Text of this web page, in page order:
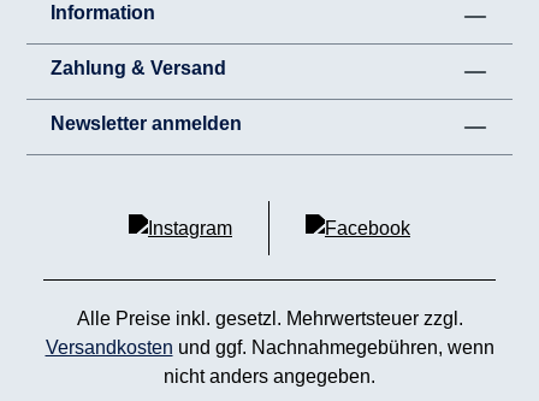
Information
Zahlung & Versand
Newsletter anmelden
Alle Preise inkl. gesetzl. Mehrwertsteuer zzgl.
Versandkosten und ggf. Nachnahmegebühren, wenn
nicht anders angegeben.